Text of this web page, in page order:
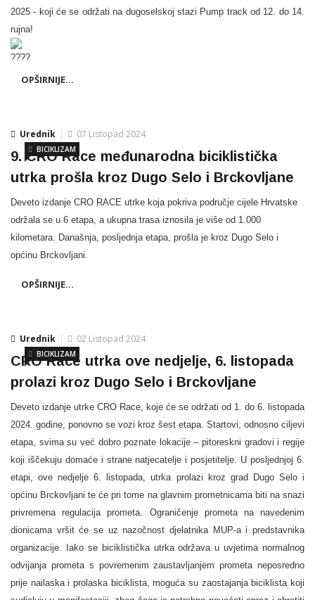
2025 - koji će se održati na dugoselskoj stazi Pump track od 12. do 14.
rujna!
OPŠIRNIJE...
Urednik
BICIKLIZAM
07 Listopad 2024
9. CRO Race međunarodna biciklistička
utrka prošla kroz Dugo Selo i Brckovljane
Deveto izdanje CRO RACE utrke koja pokriva područje cijele Hrvatske
održala se u 6 etapa, a ukupna trasa iznosila je više od 1.000
kilometara. Današnja, posljednja etapa, prošla je kroz Dugo Selo i
općinu Brckovljani.
OPŠIRNIJE...
Urednik
BICIKLIZAM
02 Listopad 2024
CRO Race utrka ove nedjelje, 6. listopada
prolazi kroz Dugo Selo i Brckovljane
Deveto izdanje utrke CRO Race, koje će se održati od 1. do 6. listopada
2024. godine, ponovno se vozi kroz šest etapa. Startovi, odnosno ciljevi
etapa, svima su već dobro poznate lokacije – pitoreskni gradovi i regije
koji iščekuju domaće i strane natjecatelje i posjetitelje. U posljednjoj 6.
etapi, ove nedjelje 6. listopada, utrka prolazi kroz grad Dugo Selo i
općinu Brckovljani te će pri tome na glavnim prometnicama biti na snazi
privremena regulacija prometa. Ograničenje prometa na navedenim
dionicama vršit će se uz nazočnost djelatnika MUP-a i predstavnika
organizacije. Iako se biciklistička utrka održava u uvjetima normalnog
odvijanja prometa s povremenim zaustavljanjem prometa neposredno
prije nailaska i prolaska biciklista, moguća su zaostajanja biciklista koji